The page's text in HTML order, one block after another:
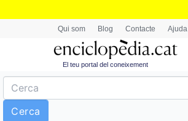
Qui som Blog Contacte Ajuda
El teu portal del coneixement